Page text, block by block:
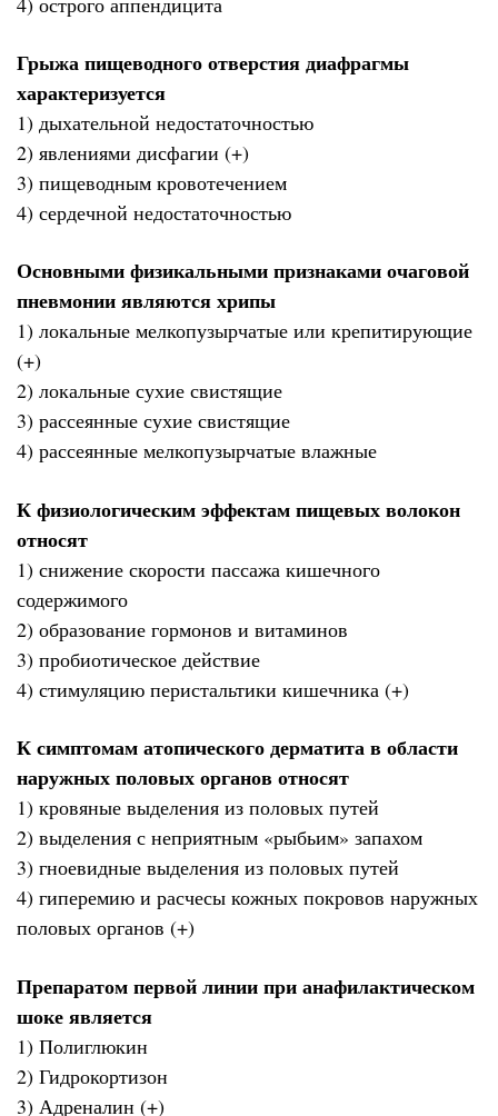
Грыжа пищеводного отверстия диафрагмы
характеризуется
1) дыхательной недостаточностью
2) явлениями дисфагии (+)
3) пищеводным кровотечением
4) сердечной недостаточностью
Основными физикальными признаками очаговой
пневмонии являются хрипы
1) локальные мелкопузырчатые или крепитирующие
(+)
2) локальные сухие свистящие
3) рассеянные сухие свистящие
4) рассеянные мелкопузырчатые влажные
К физиологическим эффектам пищевых волокон
относят
1) снижение скорости пассажа кишечного
содержимого
2) образование гормонов и витаминов
3) пробиотическое действие
4) стимуляцию перистальтики кишечника (+)
К симптомам атопического дерматита в области
наружных половых органов относят
1) кровяные выделения из половых путей
2) выделения с неприятным «рыбьим» запахом
3) гноевидные выделения из половых путей
4) гиперемию и расчесы кожных покровов наружных
половых органов (+)
Препаратом первой линии при анафилактическом
шоке является
1) Полиглюкин
2) Гидрокортизон
3) Адреналин (+)